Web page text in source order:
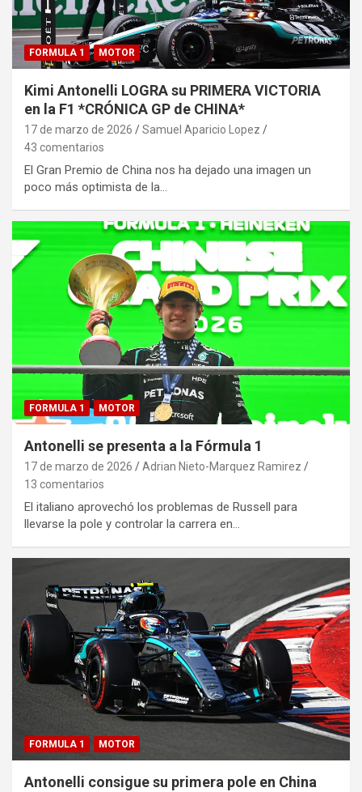
FORMULA 1 MOTOR
Kimi Antonelli LOGRA su PRIMERA VICTORIA
en la F1 *CRÓNICA GP de CHINA*
17 de marzo de 2026
Samuel Aparicio Lopez
43 comentarios
El Gran Premio de China nos ha dejado una imagen un
poco más optimista de la…
FORMULA 1 MOTOR
Antonelli se presenta a la Fórmula 1
17 de marzo de 2026
Adrian Nieto-Marquez Ramirez
13 comentarios
El italiano aprovechó los problemas de Russell para
llevarse la pole y controlar la carrera en…
FORMULA 1 MOTOR
Antonelli consigue su primera pole en China